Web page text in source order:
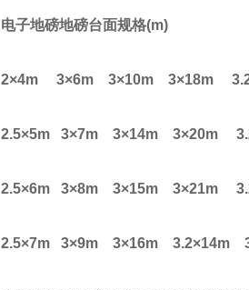
电子地磅地磅台面规格(m)
2×4m 3×6m 3×10m 3×18m
2.5×5m 3×7m 3×14m 3×20m
2.5×6m 3×8m 3×15m 3×21m
2.5×7m 3×9m 3×16m 3.2×14m